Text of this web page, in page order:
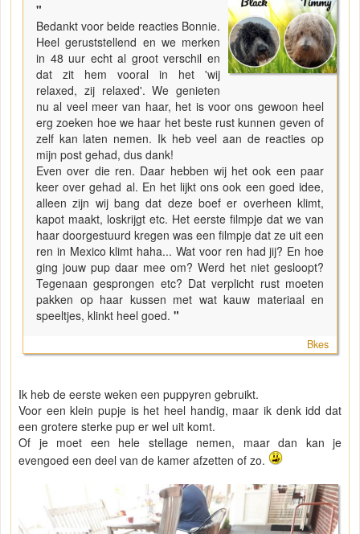
"
Bedankt voor beide reacties Bonnie.
Heel geruststellend en we merken
in 48 uur echt al groot verschil en
dat zit hem vooral in het 'wij
relaxed, zij relaxed'. We genieten
nu al veel meer van haar, het is voor ons gewoon heel
erg zoeken hoe we haar het beste rust kunnen geven of
zelf kan laten nemen. Ik heb veel aan de reacties op
mijn post gehad, dus dank!
Even over die ren. Daar hebben wij het ook een paar
keer over gehad al. En het lijkt ons ook een goed idee,
alleen zijn wij bang dat deze boef er overheen klimt,
kapot maakt, loskrijgt etc. Het eerste filmpje dat we van
haar doorgestuurd kregen was een filmpje dat ze uit een
ren in Mexico klimt haha... Wat voor ren had jij? En hoe
ging jouw pup daar mee om? Werd het niet gesloopt?
Tegenaan gesprongen etc? Dat verplicht rust moeten
pakken op haar kussen met wat kauw materiaal en
speeltjes, klinkt heel goed. "
Bkes
Ik heb de eerste weken een puppyren gebruikt.
Voor een klein pupje is het heel handig, maar ik denk idd dat
een grotere sterke pup er wel uit komt.
Of je moet een hele stellage nemen, maar dan kan je
evengoed een deel van de kamer afzetten of zo.